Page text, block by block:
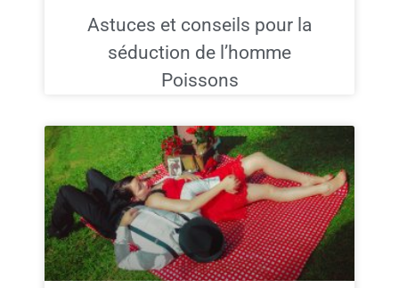
Astuces et conseils pour la
séduction de l’homme
Poissons